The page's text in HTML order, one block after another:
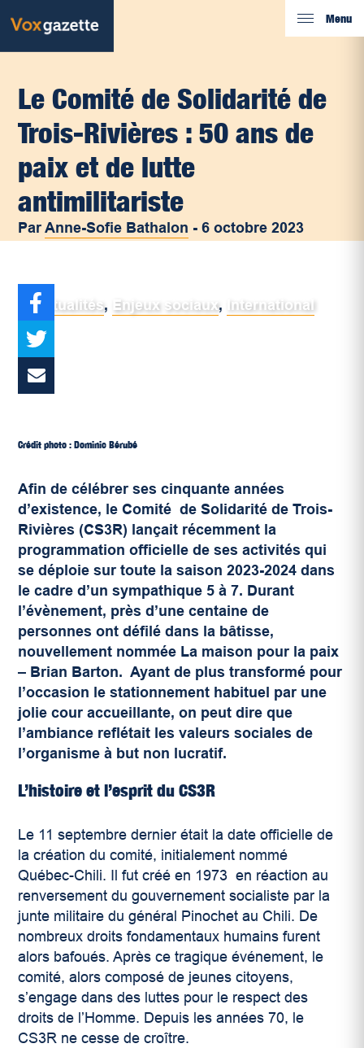
Menu
Le Comité de Solidarité de
Trois-Rivières : 50 ans de
paix et de lutte
antimilitariste
ParAnne-Sofie Bathalon -6 octobre 2023
Actualités, Enjeux sociaux, International
Crédit photo : Dominic Bérubé
Afin de célébrer ses cinquante années
d’existence, le Comité de Solidarité de Trois-
Rivières (CS3R) lançait récemment la
programmation officielle de ses activités qui
se déploie sur toute la saison 2023-2024 dans
le cadre d’un sympathique 5 à 7. Durant
l’évènement, près d’une centaine de
personnes ont défilé dans la bâtisse,
nouvellement nommée La maison pour la paix
– Brian Barton. Ayant de plus transformé pour
l’occasion le stationnement habituel par une
jolie cour accueillante, on peut dire que
l’ambiance reflétait les valeurs sociales de
l’organisme à but non lucratif.
L’histoire et l’esprit du CS3R
Le 11 septembre dernier était la date officielle de
la création du comité, initialement nommé
Québec-Chili. Il fut créé en 1973 en réaction au
renversement du gouvernement socialiste par la
junte militaire du général Pinochet au Chili. De
nombreux droits fondamentaux humains furent
alors bafoués. Après ce tragique événement, le
comité, alors composé de jeunes citoyens,
s’engage dans des luttes pour le respect des
droits de l’Homme. Depuis les années 70, le
CS3R ne cesse de croître.